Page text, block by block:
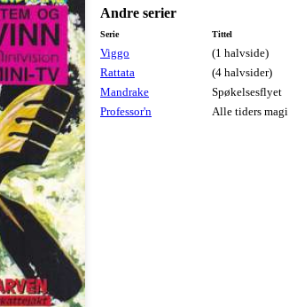
Andre serier
Serie Tittel
Viggo
(1 halvside)
Rattata
(4 halvsider)
Mandrake
Spøkelsesflyet
Professor'n
Alle tiders magi